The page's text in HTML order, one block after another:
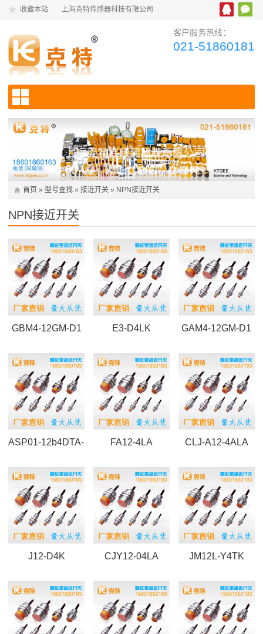
收藏本站 上海克特传感器科技有限公司
客户服务热线：
021-51860181
首页 » 型号查找 » 接近开关 » NPN接近开关
NPN接近开关
GBM4-12GM-D1 E3-D4LK GAM4-12GM-D1
ASP01-12b4DTA-1 FA12-4LA CLJ-A12-4ALA
J12-D4K CJY12-04LA JM12L-Y4TK